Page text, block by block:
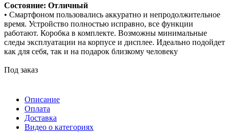
Состояние: Отличный
• Смартфоном пользовались аккуратно и непродолжительное
время. Устройство полностью исправно, все функции
работают. Коробка в комплекте. Возможны минимальные
следы эксплуатации на корпусе и дисплее. Идеально подойдет
как для себя, так и на подарок близкому человеку
Под заказ
Описание
Оплата
Доставка
Видео о категориях